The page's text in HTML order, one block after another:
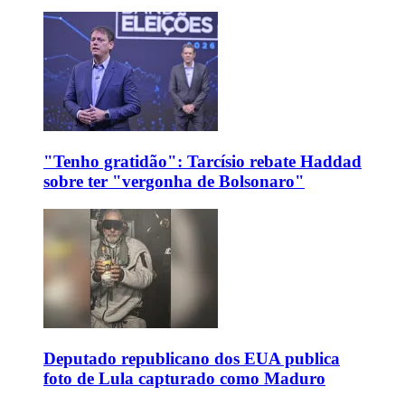
"Tenho gratidão": Tarcísio rebate Haddad
sobre ter "vergonha de Bolsonaro"
Deputado republicano dos EUA publica
foto de Lula capturado como Maduro